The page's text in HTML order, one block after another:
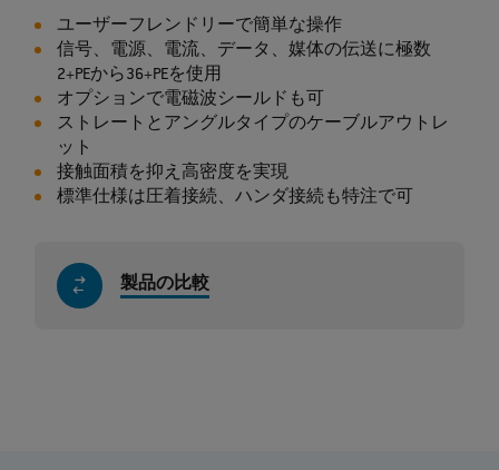
ユーザーフレンドリーで簡単な操作
信号、電源、電流、データ、媒体の伝送に極数
2+PEから36+PEを使用
オプションで電磁波シールドも可
ストレートとアングルタイプのケーブルアウトレ
ット
接触面積を抑え高密度を実現
標準仕様は圧着接続、ハンダ接続も特注で可
製品の比較